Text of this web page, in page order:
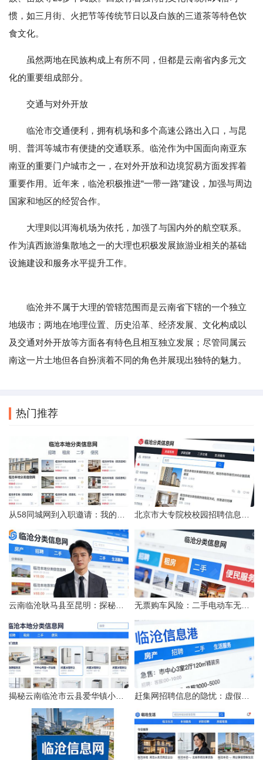
惯，如三月街、火把节等传统节日以及白族的三道茶等特色饮
食文化。
虽然两地在民族构成上有所不同，但都是云南省内多元文
化的重要组成部分。
交通与对外开放
临沧市交通便利，拥有机场和多个高速公路出入口，与昆
明、普洱等城市有便捷的交通联系。临沧作为中国面向南亚东
南亚的重要门户城市之一，在对外开放和边境贸易方面发挥着
重要作用。近年来，临沧积极推进“一带一路”建设，加强与周边
国家和地区的经贸合作。
大理则以洱海机场为依托，加强了与国内外的航空联系。
作为滇西旅游集散地之一的大理也积极发展旅游业相关的基础
设施建设和服务水平提升工作。
临沧并不属于大理的管辖范围而是云南省下辖的一个独立
地级市；两地在地理位置、历史沿革、经济发展、文化构成以
及交通对外开放等方面各有特色且相互独立发展；尽管同属云
南这一片土地但各自扮演着不同的角色并展现出独特的魅力。
热门推荐